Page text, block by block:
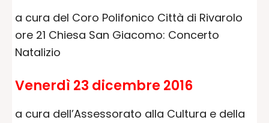
a cura del Coro Polifonico Città di Rivarolo
ore 21 Chiesa San Giacomo: Concerto
Natalizio
Venerdì 23 dicembre 2016
a cura dell’Assessorato alla Cultura e della